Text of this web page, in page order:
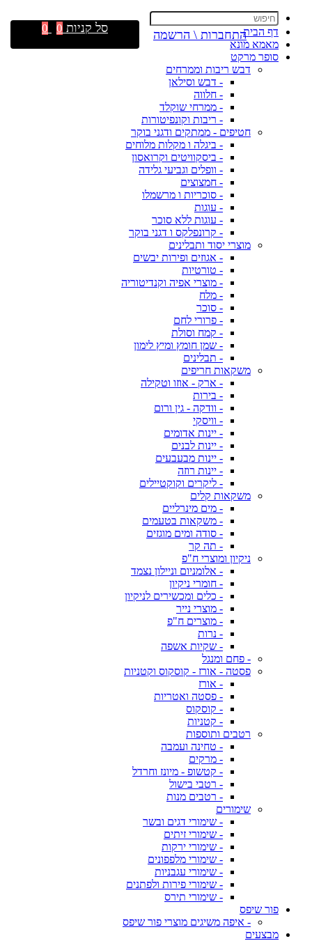
דף הבית
מאמא מונא
סופר מרקט
דבש ריבות וממרחים
- דבש וסילאן
- חלווה
- ממרחי שוקלד
- ריבות וקונפיטורות
חטיפים - ממתקים ודגני בוקר
- ביגלה ו מקלות מלוחים
- ביסקוויטים וקרואסון
- וופלים וגביעי גלידה
- חמצוצים
- סוכריות ו מרשמלו
- עוגות
- עוגות ללא סוכר
- קרונפלקס ו דגני בוקר
מוצרי יסוד ותבלינים
- אגוזים ופירות יבשים
- טורטיות
- מוצרי אפיה וקנדיטוריה
- מלח
- סוכר
- פרורי לחם
- קמח וסולת
- שמן חומץ ומיץ לימון
- תבלינים
משקאות חריפים
- ארק - אוזו וטקילה
- בירות
- וודקה - גין ורום
- וויסקי
- יינות אדומים
- יינות לבנים
- יינות מבעבעים
- יינות רוזה
- ליקרים וקוקטיילים
משקאות קלים
- מים מינרליים
- משקאות בטעמים
- סודה ומים מוגזים
- תה קר
ניקיון ומוצרי ח"פ
- אלומניום וניילון נצמד
- חומרי ניקיון
- כלים ומכשירים לניקיון
- מוצרי נייר
- מוצרים ח"פ
- נרות
- שקיות אשפה
- פחם ומנגל
פסטה - אורז - קוסקוס וקטניות
- אורז
- פסטה ואטריות
- קוסקוס
- קטניות
רטבים ותוספות
- טחינה ועמבה
- מרקים
- קטשופ - מיונז וחרדל
- רטבי בישול
- רטבים מנות
שימורים
- שימורי דגים ובשר
- שימורי זיתים
- שימורי ירקות
- שימורי מלפפונים
- שימורי עגבניות
- שימורי פירות ולפתנים
- שימורי תירס
פור שיפס
- איפה משיגים מוצרי פור שיפס
מבצעים
התחברות \ הרשמה סל קניות 0
0